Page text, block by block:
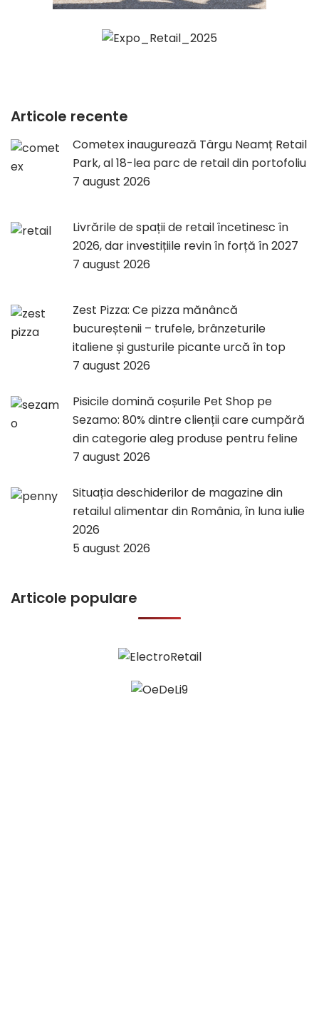
Articole recente
Cometex inaugurează Târgu Neamț Retail
Park, al 18-lea parc de retail din portofoliu
7 august 2026
Livrările de spații de retail încetinesc în
2026, dar investițiile revin în forță în 2027
7 august 2026
Zest Pizza: Ce pizza mănâncă
bucureștenii – trufele, brânzeturile
italiene și gusturile picante urcă în top
7 august 2026
Pisicile domină coșurile Pet Shop pe
Sezamo: 80% dintre clienții care cumpără
din categorie aleg produse pentru feline
7 august 2026
Situația deschiderilor de magazine din
retailul alimentar din România, în luna iulie
2026
5 august 2026
Articole populare